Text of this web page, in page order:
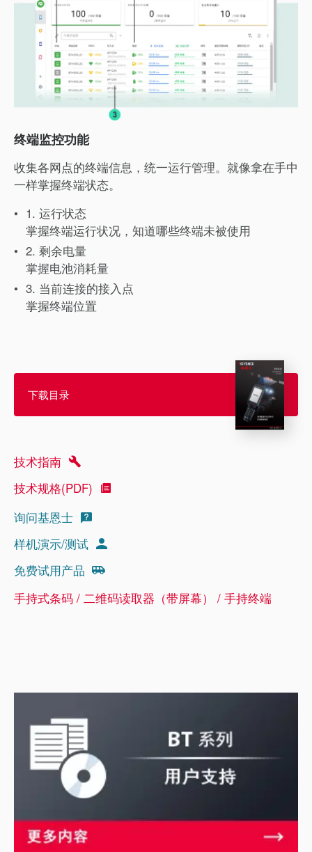
终端监控功能
收集各网点的终端信息，统一运行管理。就像拿在手中
一样掌握终端状态。
1. 运行状态
掌握终端运行状况，知道哪些终端未被使用
2. 剩余电量
掌握电池消耗量
3. 当前连接的接入点
掌握终端位置
下载目录
技术指南
技术规格(PDF)
询问基恩士
样机演示/测试
免费试用产品
手持式条码 / 二维码读取器（带屏幕） / 手持终端